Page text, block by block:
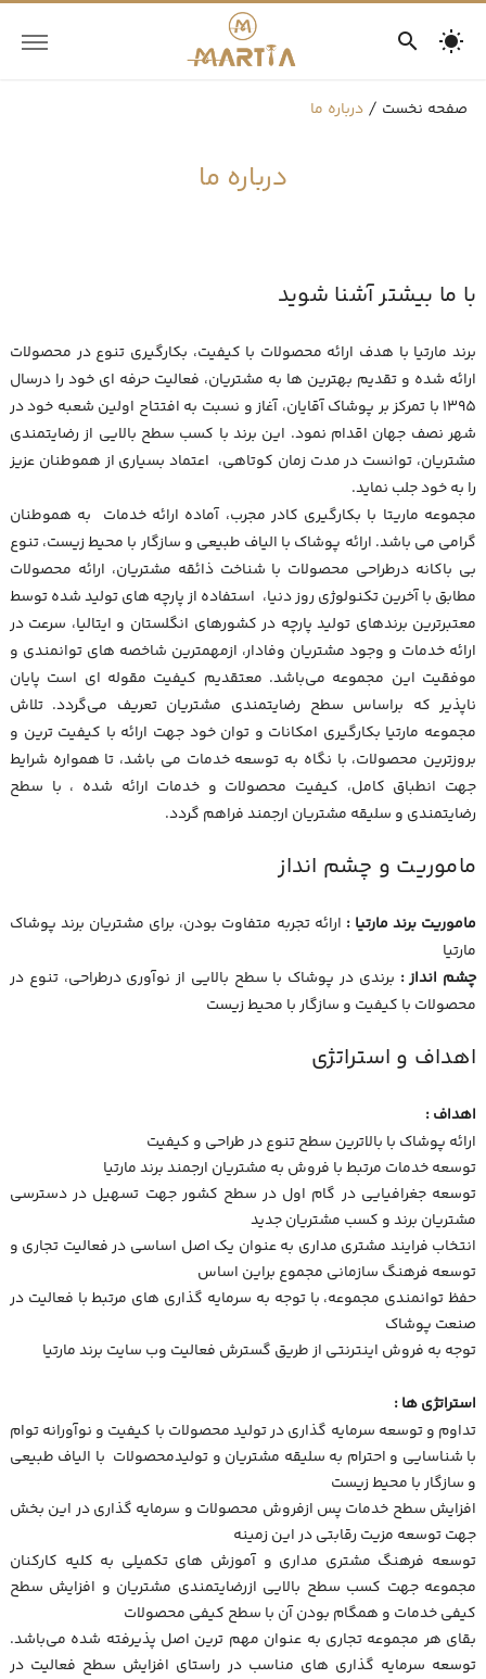
صفحه نخست درباره ما
درباره ما
با ما بیشتر آشنا شوید
برند مارتیا با هدف ارائه محصولات با کیفیت، بکارگیری تنوع در محصولات
ارائه شده و تقدیم بهترین ها به مشتریان، فعالیت حرفه ای خود را درسال
1395 با تمرکز بر پوشاک آقایان، آغاز و نسبت به افتتاح اولین شعبه خود در
شهر نصف جهان اقدام نمود. این برند با کسب سطح بالایی از رضایتمندی
مشتریان، توانست در مدت زمان کوتاهی، اعتماد بسیاری از هموطنان عزیز
را به خود جلب نماید.
مجموعه ماریتا با بکارگیری کادر مجرب، آماده ارائه خدمات به هموطنان
گرامی می باشد. ارائه پوشاک با الیاف طبیعی و سازگار با محیط زیست، تنوع
بی باکانه درطراحی محصولات با شناخت ذائقه مشتریان، ارائه محصولات
مطابق با آخرین تکنولوژی روز دنیا، استفاده از پارچه های تولید شده توسط
معتبرترین برندهای تولید پارچه در کشورهای انگلستان و ایتالیا، سرعت در
ارائه خدمات و وجود مشتریان وفادار، ازمهمترین شاخصه های توانمندی و
موفقیت این مجموعه می‌باشد. معتقدیم کیفیت مقوله ای است پایان
ناپذیر که براساس سطح رضایتمندی مشتریان تعریف می‌گردد. تلاش
مجموعه مارتیا بکارگیری امکانات و توان خود جهت ارائه با کیفیت ترین و
بروزترین محصولات، با نگاه به توسعه خدمات می باشد، تا همواره شرایط
جهت انطباق کامل، کیفیت محصولات و خدمات ارائه شده ، با سطح
رضایتمندی و سلیقه مشتریان ارجمند فراهم گردد.
ماموریت و چشم انداز
ماموریت برند مارتیا : ارائه تجربه متفاوت بودن، برای مشتریان برند پوشاک
مارتیا
چشم انداز : برندی در پوشاک با سطح بالایی از نوآوری درطراحی، تنوع در
محصولات با کیفیت و سازگار با محیط زیست
اهداف و استراتژی
اهداف :
ارائه پوشاک با بالاترین سطح تنوع در طراحی و کیفیت
توسعه خدمات مرتبط با فروش به مشتریان ارجمند برند مارتیا
توسعه جغرافیایی در گام اول در سطح کشور جهت تسهیل در دسترسی
مشتریان برند و کسب مشتریان جدید
انتخاب فرایند مشتری مداری به عنوان یک اصل اساسی در فعالیت تجاری و
توسعه فرهنگ سازمانی مجموع براین اساس
حفظ توانمندی مجموعه، با توجه به سرمایه گذاری های مرتبط با فعالیت در
صنعت پوشاک
توجه به فروش اینترنتی از طریق گسترش فعالیت وب سایت برند مارتیا
استراتژی ها :
تداوم و توسعه سرمایه گذاری در تولید محصولات با کیفیت و نوآورانه توام
با شناسایی و احترام به سلیقه مشتریان و تولیدمحصولات با الیاف طبیعی
و سازگار با محیط زیست
افزایش سطح خدمات پس ازفروش محصولات و سرمایه گذاری در این بخش
جهت توسعه مزیت رقابتی در این زمینه
توسعه فرهنگ مشتری مداری و آموزش های تکمیلی به کلیه کارکنان
مجموعه جهت کسب سطح بالایی ازرضایتمندی مشتریان و افزایش سطح
کیفی خدمات و همگام بودن آن با سطح کیفی محصولات
بقای هر مجموعه تجاری به عنوان مهم ترین اصل پذیرفته شده می‌باشد.
توسعه سرمایه گذاری های مناسب در راستای افزایش سطح فعالیت در